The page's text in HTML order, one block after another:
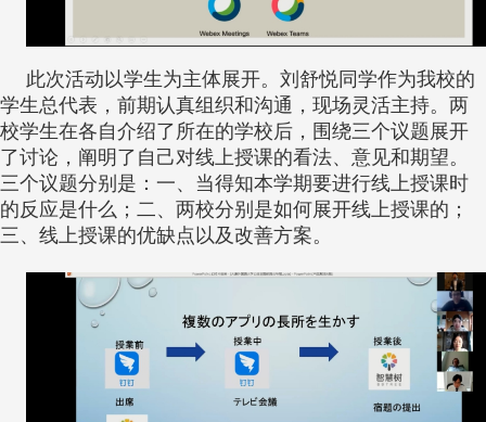
此次活动以学生为主体展开。刘舒悦同学作为我校的
学生总代表，前期认真组织和沟通，现场灵活主持。两
校学生在各自介绍了所在的学校后，围绕三个议题展开
了讨论，阐明了自己对线上授课的看法、意见和期望。
三个议题分别是：一、当得知本学期要进行线上授课时
的反应是什么；二、两校分别是如何展开线上授课的；
三、线上授课的优缺点以及改善方案。